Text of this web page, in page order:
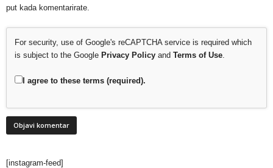
put kada komentarirate.
For security, use of Google's reCAPTCHA service is required which
is subject to the Google Privacy Policy and Terms of Use.
I agree to these terms (required).
[instagram-feed]